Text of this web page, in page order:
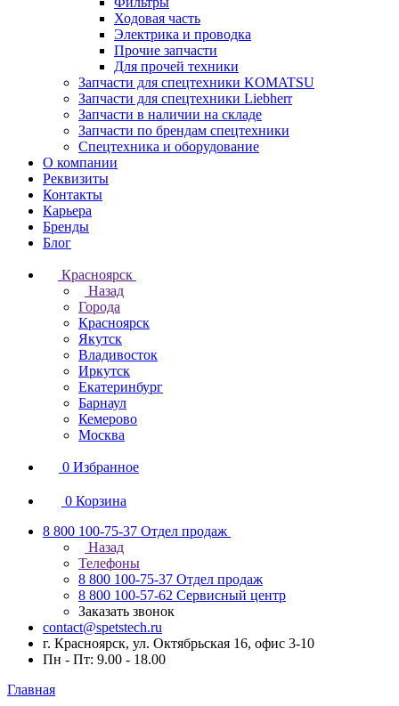
Ходовая часть
Электрика и проводка
Прочие запчасти
Для прочей техники
Запчасти для спецтехники KOMATSU
Запчасти для спецтехники Liebherr
Запчасти в наличии на складе
Запчасти по брендам спецтехники
Спецтехника и оборудование
О компании
Реквизиты
Контакты
Карьера
Бренды
Блог
Красноярск
Назад
Города
Красноярск
Якутск
Владивосток
Иркутск
Екатеринбург
Барнаул
Кемерово
Москва
0 Избранное
0 Корзина
8 800 100-75-37 Отдел продаж
Назад
Телефоны
8 800 100-75-37 Отдел продаж
8 800 100-57-62 Сервисный центр
Заказать звонок
contact@spetstech.ru
г. Красноярск, ул. Октябрьская 16, офис 3-10
Пн - Пт: 9.00 - 18.00
Главная